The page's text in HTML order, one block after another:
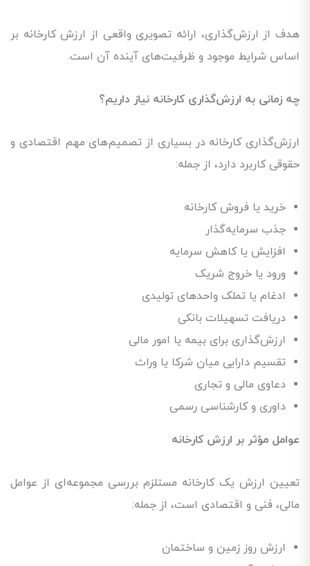
هدف از ارزش‌گذاری، ارائه تصویری واقعی از ارزش کارخانه بر
اساس شرایط موجود و ظرفیت‌های آینده آن است.
چه زمانی به ارزش‌گذاری کارخانه نیاز داریم؟
ارزش‌گذاری کارخانه در بسیاری از تصمیم‌های مهم اقتصادی و
حقوقی کاربرد دارد، از جمله:
خرید یا فروش کارخانه
جذب سرمایه‌گذار
افزایش یا کاهش سرمایه
ورود یا خروج شریک
ادغام یا تملک واحدهای تولیدی
دریافت تسهیلات بانکی
ارزش‌گذاری برای بیمه یا امور مالی
تقسیم دارایی میان شرکا یا وراث
دعاوی مالی و تجاری
داوری و کارشناسی رسمی
عوامل مؤثر بر ارزش کارخانه
تعیین ارزش یک کارخانه مستلزم بررسی مجموعه‌ای از عوامل
مالی، فنی و اقتصادی است، از جمله:
ارزش روز زمین و ساختمان